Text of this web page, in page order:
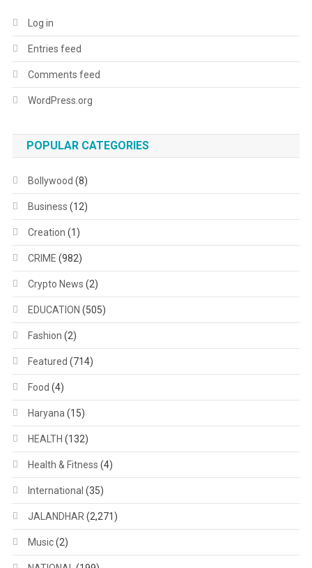
Log in
Entries feed
Comments feed
WordPress.org
POPULAR CATEGORIES
Bollywood (8)
Business (12)
Creation (1)
CRIME (982)
Crypto News (2)
EDUCATION (505)
Fashion (2)
Featured (714)
Food (4)
Haryana(15)
HEALTH (132)
Health & Fitness (4)
International (35)
JALANDHAR(2,271)
Music(2)